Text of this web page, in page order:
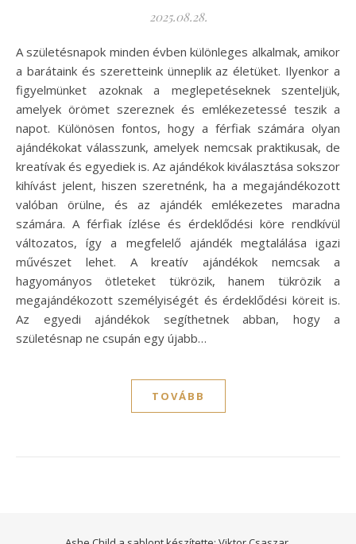
2025.08.28.
A születésnapok minden évben különleges alkalmak, amikor
a barátaink és szeretteink ünneplik az életüket. Ilyenkor a
figyelmünket azoknak a meglepetéseknek szenteljük,
amelyek örömet szereznek és emlékezetessé teszik a
napot. Különösen fontos, hogy a férfiak számára olyan
ajándékokat válasszunk, amelyek nemcsak praktikusak, de
kreatívak és egyediek is. Az ajándékok kiválasztása sokszor
kihívást jelent, hiszen szeretnénk, ha a megajándékozott
valóban örülne, és az ajándék emlékezetes maradna
számára. A férfiak ízlése és érdeklődési köre rendkívül
változatos, így a megfelelő ajándék megtalálása igazi
művészet lehet. A kreatív ajándékok nemcsak a
hagyományos ötleteket tükrözik, hanem tükrözik a
megajándékozott személyiségét és érdeklődési köreit is.
Az egyedi ajándékok segíthetnek abban, hogy a
születésnap ne csupán egy újabb…
TOVÁBB